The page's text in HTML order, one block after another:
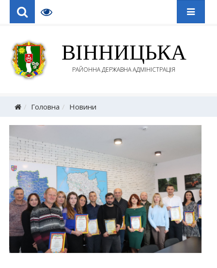
ВІННИЦЬКА
РАЙОННА ДЕРЖАВНА АДМІНІСТРАЦІЯ
Головна Новини